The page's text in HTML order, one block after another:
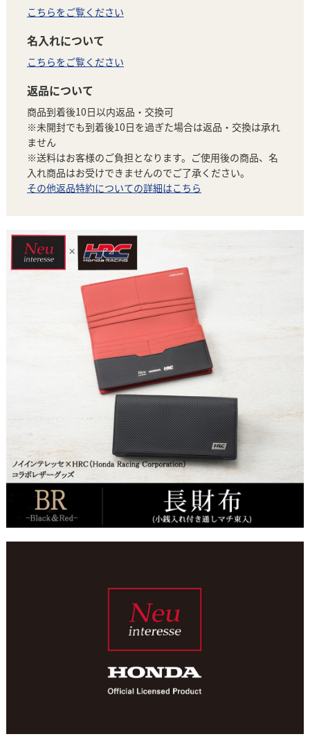
こちらをご覧ください
名入れについて
こちらをご覧ください
返品について
商品到着後10日以内返品・交換可
※未開封でも到着後10日を過ぎた場合は返品・交換は承れ
ません
※送料はお客様のご負担となります。ご使用後の商品、名
入れ商品はお受けできませんのでご了承ください。
その他返品特約についての詳細はこちら